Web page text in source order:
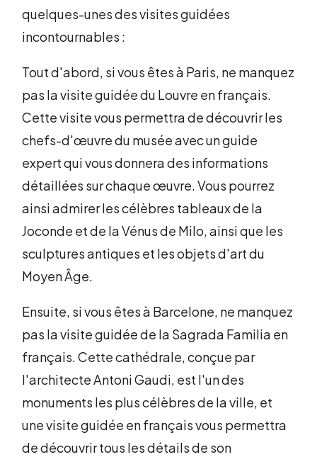
quelques-unes des visites guidées
incontournables :
Tout d'abord, si vous êtes à Paris, ne manquez
pas la visite guidée du Louvre en français.
Cette visite vous permettra de découvrir les
chefs-d'œuvre du musée avec un guide
expert qui vous donnera des informations
détaillées sur chaque œuvre. Vous pourrez
ainsi admirer les célèbres tableaux de la
Joconde et de la Vénus de Milo, ainsi que les
sculptures antiques et les objets d'art du
Moyen Âge.
Ensuite, si vous êtes à Barcelone, ne manquez
pas la visite guidée de la Sagrada Familia en
français. Cette cathédrale, conçue par
l'architecte Antoni Gaudi, est l'un des
monuments les plus célèbres de la ville, et
une visite guidée en français vous permettra
de découvrir tous les détails de son